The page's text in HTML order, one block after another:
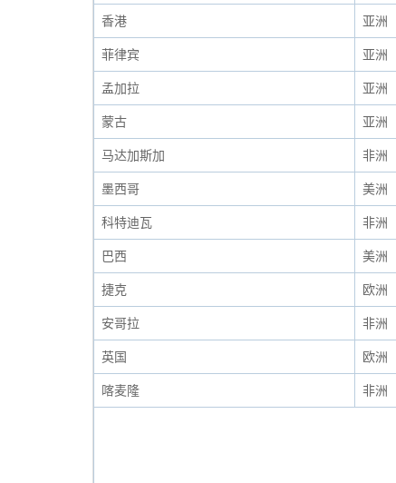
香港 亚洲
菲律宾 亚洲
孟加拉 亚洲
蒙古 亚洲
马达加斯加 非洲
墨西哥 美洲
科特迪瓦 非洲
巴西 美洲
捷克 欧洲
安哥拉 非洲
英国 欧洲
喀麦隆 非洲